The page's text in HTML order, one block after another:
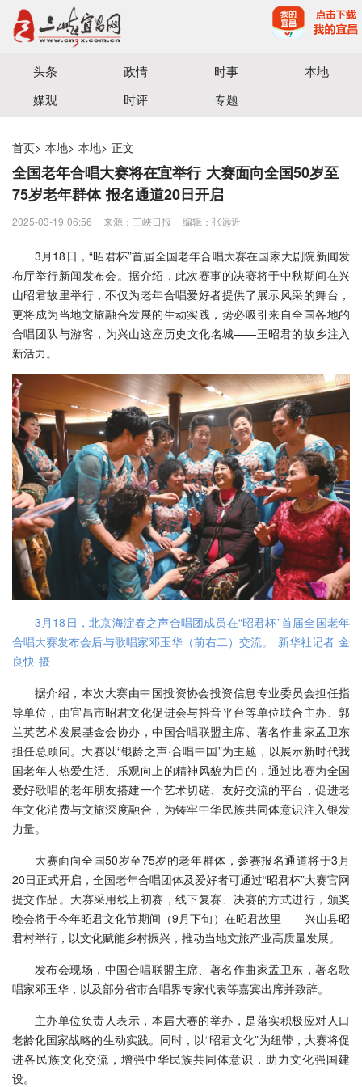
宜昌三峡融媒体中心主办
头条 政情 时事
本地
媒观
时评 专题
首页> 本地> 本地> 正文
全国老年合唱大赛将在宜举行 大赛面向全国50岁至
75岁老年群体 报名通道20日开启‌
2025-03-19 06:56 来源：三峡日报 编辑：张远近
3月18日，“昭君杯”首届全国老年合唱大赛在国家大剧院新闻发
布厅举行新闻发布会。据介绍，此次赛事的决赛将于中秋期间在兴
山昭君故里举行，不仅为老年合唱爱好者提供了展示风采的舞台，
更将成为当地文旅融合发展的生动实践，势必吸引来自全国各地的
合唱团队与游客，为兴山这座历史文化名城——王昭君的故乡注入
新活力。
3月18日，北京海淀春之声合唱团成员在“昭君杯”首届全国老年
合唱大赛发布会后与歌唱家邓玉华（前右二）交流。 新华社记者 金
良快 摄
据介绍，本次大赛由中国投资协会投资信息专业委员会担任指
导单位，由宜昌市昭君文化促进会与抖音平台等单位联合主办、郭
兰英艺术发展基金会协办，中国合唱联盟主席、著名作曲家孟卫东
担任总顾问。大赛以“银龄之声·合唱中国”为主题，以展示新时代我
国老年人热爱生活、乐观向上的精神风貌为目的，通过比赛为全国
爱好歌唱的老年朋友搭建一个艺术切磋、友好交流的平台，促进老
年文化消费与文旅深度融合，为铸牢中华民族共同体意识注入银发
力量。
大赛面向全国50岁至75岁的老年群体，参赛报名通道将于3月
20日正式开启‌，全国老年合唱团体及爱好者可通过“昭君杯”大赛官网
提交作品。大赛采用线上初赛，线下复赛、决赛的方式进行，颁奖
晚会将于今年昭君文化节期间（9月下旬）在昭君故里——兴山县昭
君村举行，以文化赋能乡村振兴，推动当地文旅产业高质量发展。
发布会现场，中国合唱联盟主席、著名作曲家孟卫东，著名歌
唱家邓玉华，以及部分省市合唱界专家代表等嘉宾出席并致辞。
主办单位负责人表示，本届大赛的举办，是落实积极应对人口
老龄化国家战略的生动实践。同时，以“昭君文化”为纽带，大赛将促
进各民族文化交流，增强中华民族共同体意识，助力文化强国建
设。